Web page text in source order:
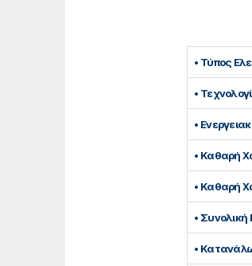
• Τύπος
•
•
• Καθαρή
• Καθαρή
•
•